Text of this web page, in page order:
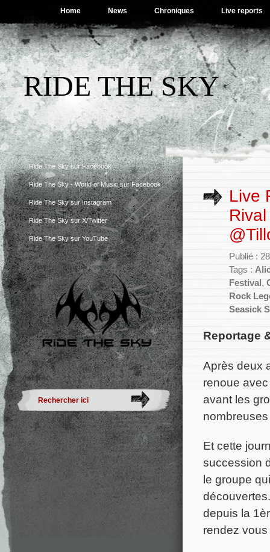
Home News Chroniques Live reports
RIDE THE SKY
Ride The Sky sur Facebook
Ride The Sky - World of Music sur Facebook
Ride The Sky sur Instagram
Ride The Sky sur X/Twitter
Ride The Sky sur YouTube
Live
Publié :
Tags :
Festival ,
Rock
Seasick
Reportage
Après deux
renoue
avant les
Et cette
succession
le groupe
depuis la
rendez